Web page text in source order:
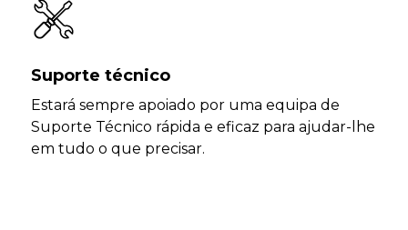
Suporte técnico
Estará sempre apoiado por uma equipa de
Suporte Técnico rápida e eficaz para ajudar-lhe
em tudo o que precisar.